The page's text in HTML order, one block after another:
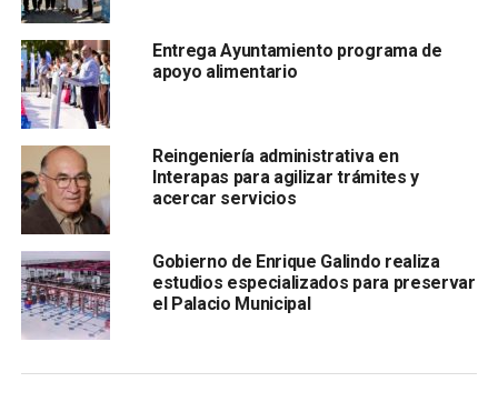
“, sostuvo Galindo Ceballos ante vecinos de la colonia y
funcionarios municipales.
El alcalde adelantó que
aún restan obras por ejecutar
en la capital potosina, entre ellas elpaso a desnivelen el
cruce de las avenidasHimalaya y Salvador Nava
calificó como
Entrega Ayuntamiento programa de
apoyo alimentario
Reingeniería administrativa en
Interapas para agilizar trámites y
acercar servicios
Gobierno de Enrique Galindo realiza
estudios especializados para preservar
el Palacio Municipal